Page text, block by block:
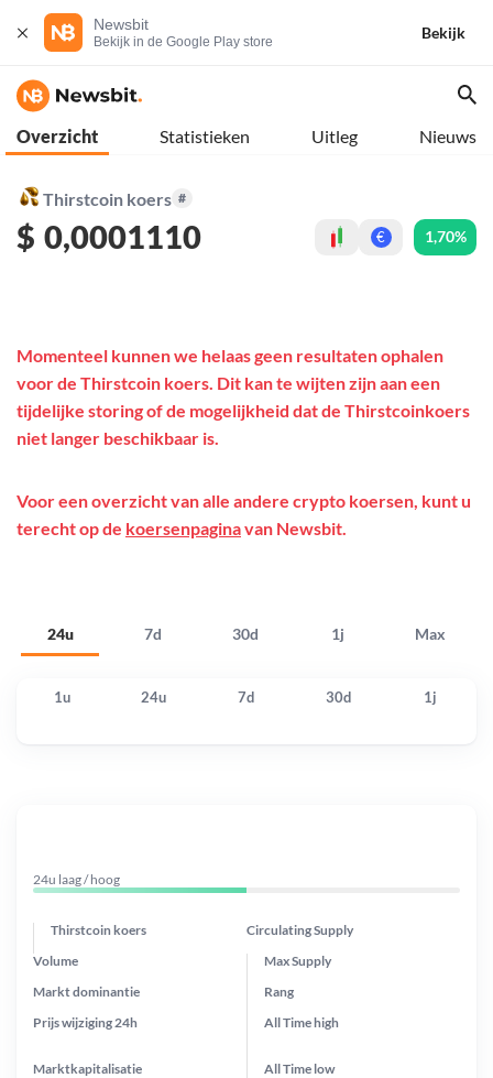
Newsbit
Bekijk in de Google Play store
Bekijk
Overzicht Statistieken Uitleg Nieuws
Thirstcoin koers #
$ 0,0001110 € 1,70%
24u 7d 30d 1j Max
Momenteel kunnen we helaas geen resultaten ophalen
voor de Thirstcoin koers. Dit kan te wijten zijn aan een
tijdelijke storing of de mogelijkheid dat de Thirstcoinkoers
niet langer beschikbaar is.
Voor een overzicht van alle andere crypto koersen, kunt u
terecht op de koersenpaginavan Newsbit.
1u 24u 7d 30d 1j
24u laag / hoog
Thirstcoin koers Circulating Supply
Prijs wijziging 24h
Max Supply
Markt dominantie
Marktkapitalisatie
Volume
Rang
All Timehigh
All Time low